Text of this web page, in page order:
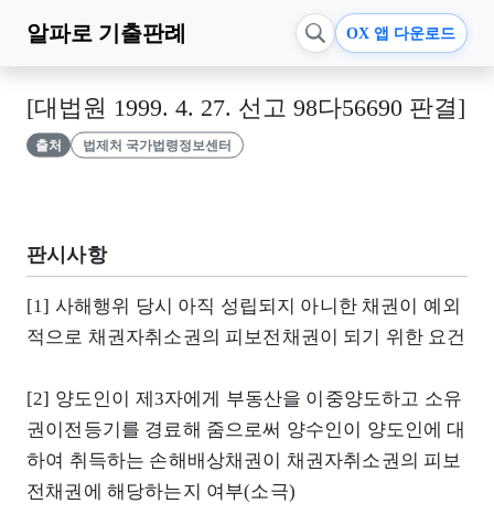
알파로 기출판례 OX 앱 다운로드
[대법원 1999. 4. 27. 선고 98다56690 판결]
출처 법제처 국가법령정보센터
판시사항
[1] 사해행위 당시 아직 성립되지 아니한 채권이 예외
적으로 채권자취소권의 피보전채권이 되기 위한 요건
[2] 양도인이 제3자에게 부동산을 이중양도하고 소유
권이전등기를 경료해 줌으로써 양수인이 양도인에 대
하여 취득하는 손해배상채권이 채권자취소권의 피보
전채권에 해당하는지 여부(소극)